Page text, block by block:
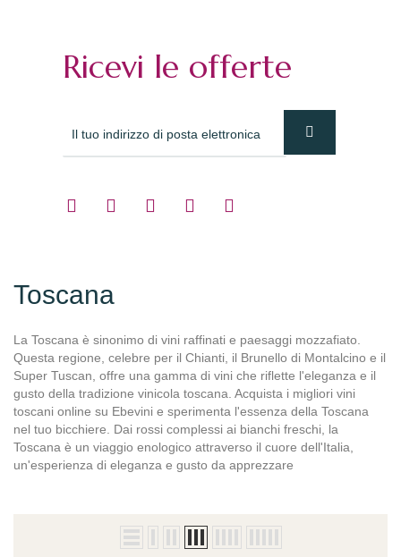
Ricevi le offerte
Toscana
La Toscana è sinonimo di vini raffinati e paesaggi mozzafiato.
Questa regione, celebre per il Chianti, il Brunello di Montalcino e il
Super Tuscan, offre una gamma di vini che riflette l'eleganza e il
gusto della tradizione vinicola toscana. Acquista i migliori vini
toscani online su Ebevini e sperimenta l'essenza della Toscana
nel tuo bicchiere. Dai rossi complessi ai bianchi freschi, la
Toscana è un viaggio enologico attraverso il cuore dell'Italia,
un'esperienza di eleganza e gusto da apprezzare